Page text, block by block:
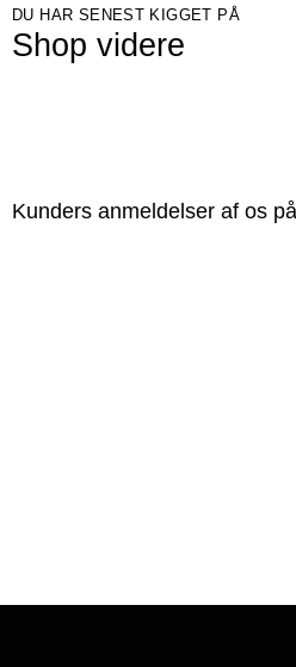
DU HAR SENEST KIGGET PÅ
Shop videre
Kunders anmeldelser af os